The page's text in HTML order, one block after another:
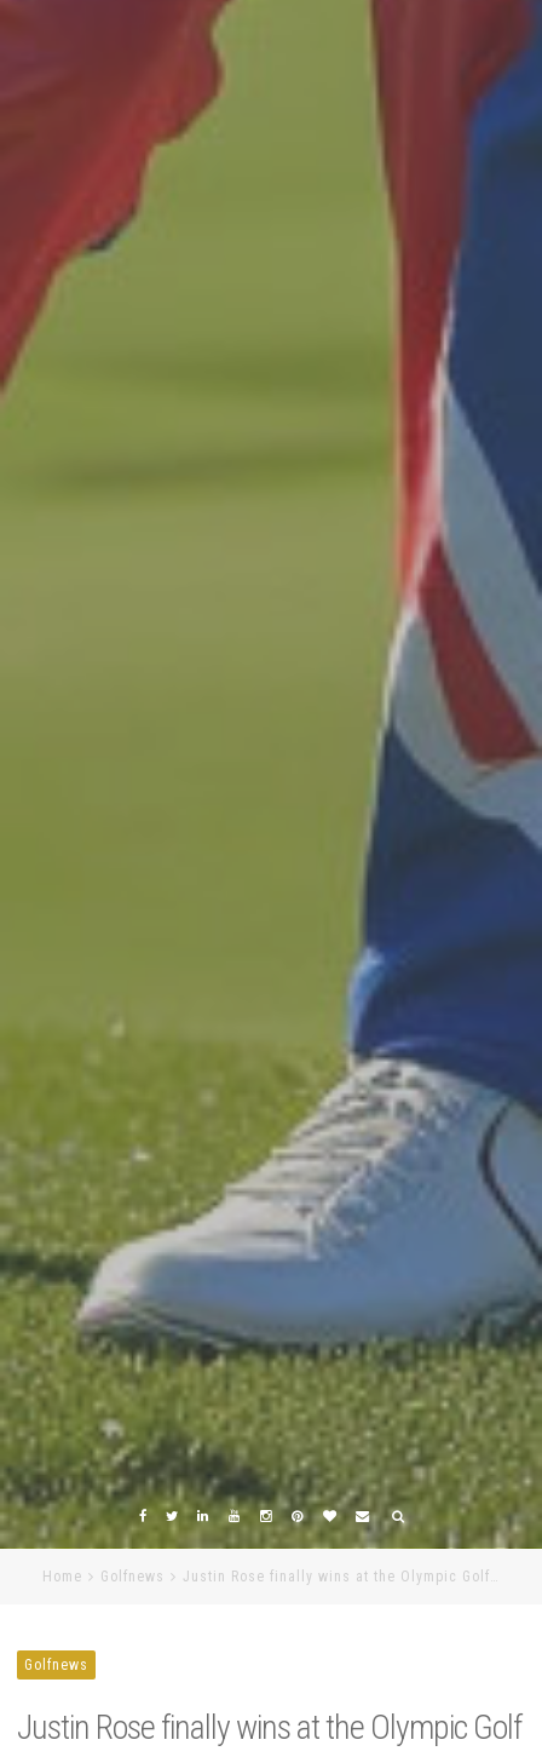
Home Golfnews Justin Rose finally wins at the Olympic Golf…
Golfnews
Justin Rose finally wins at the Olympic Golf